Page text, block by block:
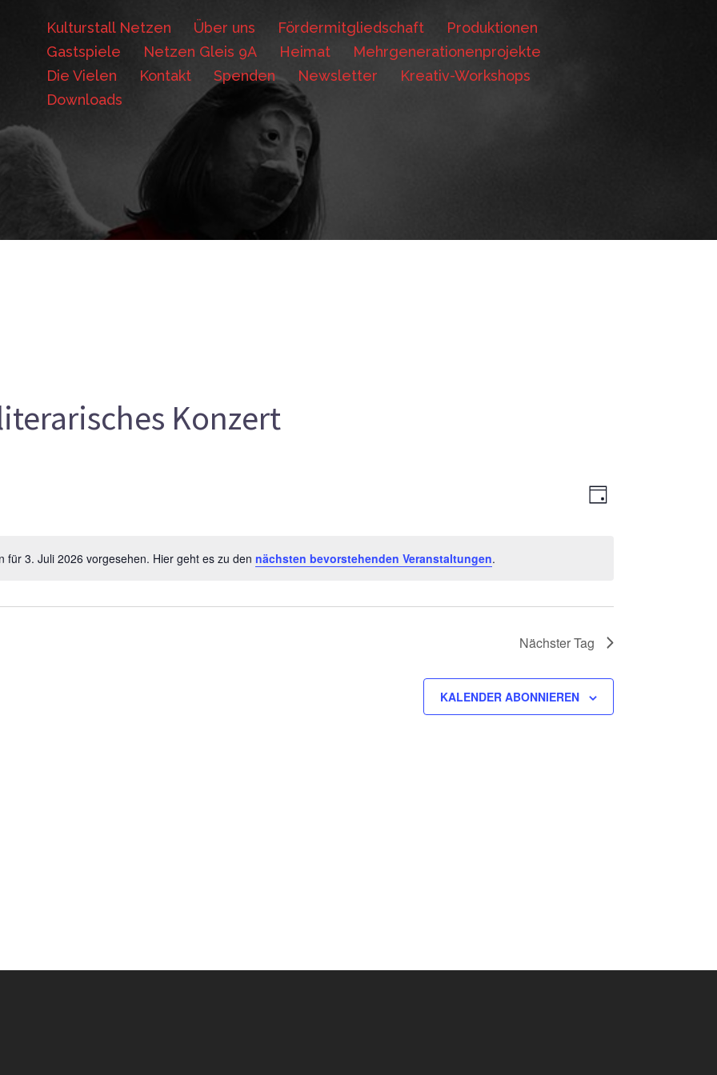
Kulturstall Netzen Über uns Fördermitgliedschaft
Produktionen
Gastspiele
Netzen Gleis 9A Heimat
Mehrgenerationenprojekte
Die Vielen
Kontakt Spenden Newsletter
Kreativ-Workshops
Downloads
für 3. Juli 2026 vorgesehen. Hier geht es zu den nächsten bevorstehenden Veranstaltungen.
Konzert
TAG
Nächster Tag
KALENDER ABONNIEREN